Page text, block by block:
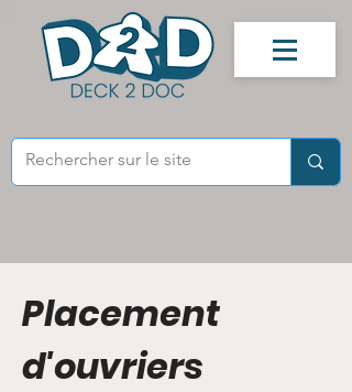
Placement
d'ouvriers